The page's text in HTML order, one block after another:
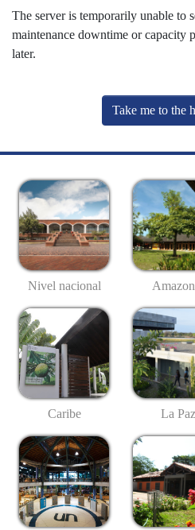
The server is temporarily unable to
maintenance downtime or capacity
later.
Take me to the
Nivel nacional
Caribe La Paz